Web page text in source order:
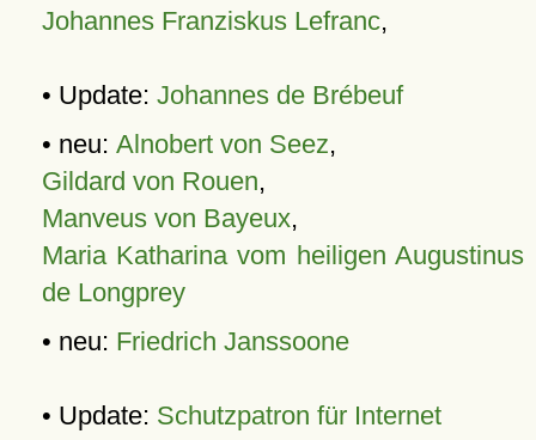
Johannes Franziskus Lefranc,
• Update: Johannes de Brébeuf
• neu: Alnobert von Seez,
Gildard von Rouen,
Manveus von Bayeux,
Maria Katharina vom heiligen Augustinus
de Longprey
• neu: Friedrich Janssoone
• Update: Schutzpatron für Internet